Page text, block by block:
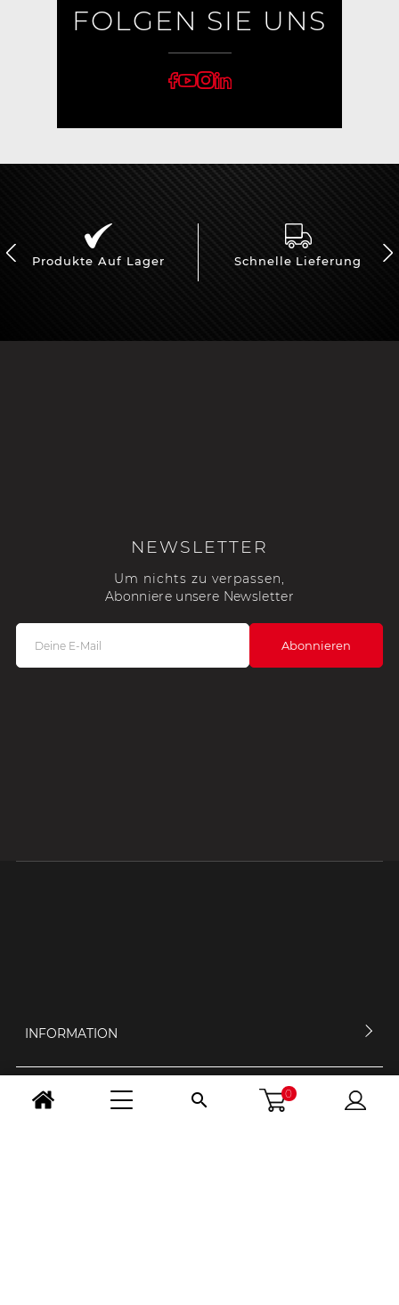
FOLGEN SIE UNS
Produkte Auf Lager Schnelle Lieferung
NEWSLETTER
Um nichts zu verpassen,
Abonniere unsere Newsletter
INFORMATION
MEIN KONTO  0